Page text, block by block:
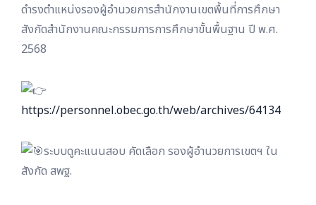
ดำรงตำแหน่งรองผู้อำนวยการสำนักงานเขตพื้นที่การศึกษา
สังกัดสำนักงานคณะกรรมการการศึกษาขั้นพื้นฐาน ปี พ.ศ.
2568
https://personnel.obec.go.th/web/archives/64134
ระบบดูคะแนนสอบ คัดเลือก รองผู้อำนวยการเขตฯ ใน
สังกัด สพฐ.